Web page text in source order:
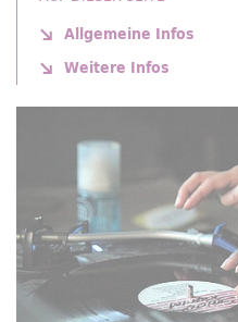
Allgemeine Infos
Weitere Infos